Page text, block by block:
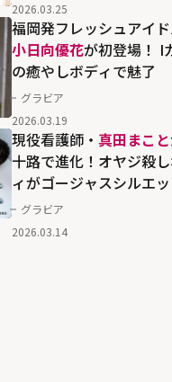
2026.03.25
福岡発フレッシュアイド
小日向優花が初登場！ I
の癒やしボディで魅了
グラビア
2026.03.19
現役看護師・ 真田まこと
十路で進化！オヤジ殺
ィがゴージャスシルエ
グラビア
2026.03.14